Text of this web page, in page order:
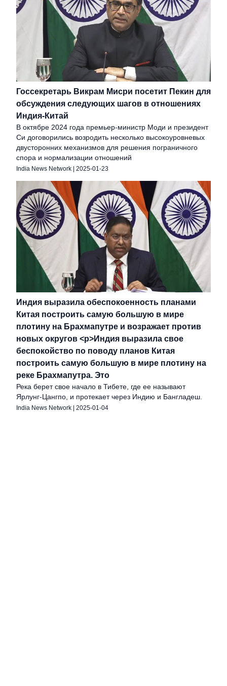
Госсекретарь Викрам Мисри посетит Пекин для
обсуждения следующих шагов в отношениях
Индия-Китай
В октябре 2024 года премьер-министр Моди и президент
Си договорились возродить несколько высокоуровневых
двусторонних механизмов для решения пограничного
спора и нормализации отношений
India News Network 2025-01-23
Индия выразила обеспокоенность планами
Китая построить самую большую в мире
плотину на Брахмапутре и возражает против
новых округов <p>Индия выразила свое
беспокойство по поводу планов Китая
построить самую большую в мире плотину на
реке Брахмапутра. Это
Река берет свое начало в Тибете, где ее называют
Ярлунг-Цангпо, и протекает через Индию и Бангладеш.
India News Network | 2025-01-04